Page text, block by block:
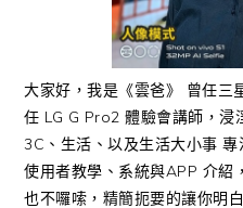
大家好，我是《雲爸》 曾任三
任 LG G Pro2 體驗會講師，浸
3C、生活、以及生活大小事
使用者教學、系統與APP 介紹
也不囉嗦，精簡扼要的讓你明